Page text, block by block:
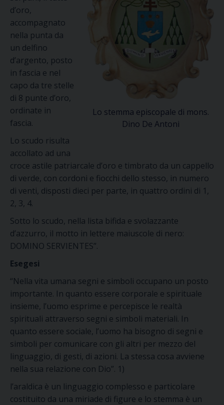
Lo stemma episcopale di mons.
Dino De Antoni
d’oro,
accompagnato
nella punta da
un delfino
d’argento, posto
in fascia e nel
capo da tre stelle
di 8 punte d’oro,
ordinate in
fascia.
Lo scudo risulta
accollato ad una
croce astile patriarcale d’oro e timbrato da un cappello
di verde, con cordoni e fiocchi dello stesso, in numero
di venti, disposti dieci per parte, in quattro ordini di 1,
2, 3, 4.
Sotto lo scudo, nella lista bifida e svolazzante
d’azzurro, il motto in lettere maiuscole di nero:
DOMINO SERVIENTES”.
Esegesi
“Nella vita umana segni e simboli occupano un posto
importante. In quanto essere corporale e spirituale
insieme, l’uomo esprime e percepisce le realtà
spirituali attraverso segni e simboli materiali. In
quanto essere sociale, l’uomo ha bisogno di segni e
simboli per comunicare con gli altri per mezzo del
linguaggio, di gesti, di azioni. La stessa cosa avviene
nella sua relazione con Dio”. 1)
l’araldica è un linguaggio complesso e particolare
costituito da una miriade di figure e lo stemma è un